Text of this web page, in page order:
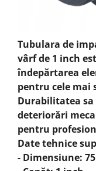
Tubulara de
vârf de 1 inch
îndepărtarea
pentru cele mai
Durabilitatea
deteriorări
pentru
Date tehnice
- Dimensiune: